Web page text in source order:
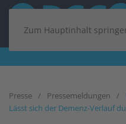
Zum Hauptinhalt
Presse Pressemeldungen
Lässt sich der Demenz-Verlauf